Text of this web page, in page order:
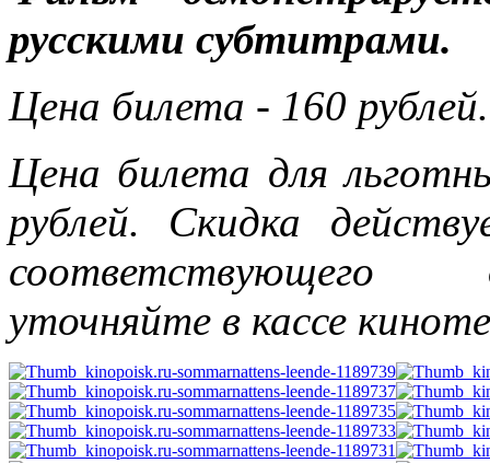
русскими субтитрами.
Цена билета - 160 рублей.
Цена билета для
рублей. Скидка
соответствующего
уточняйте в кассе